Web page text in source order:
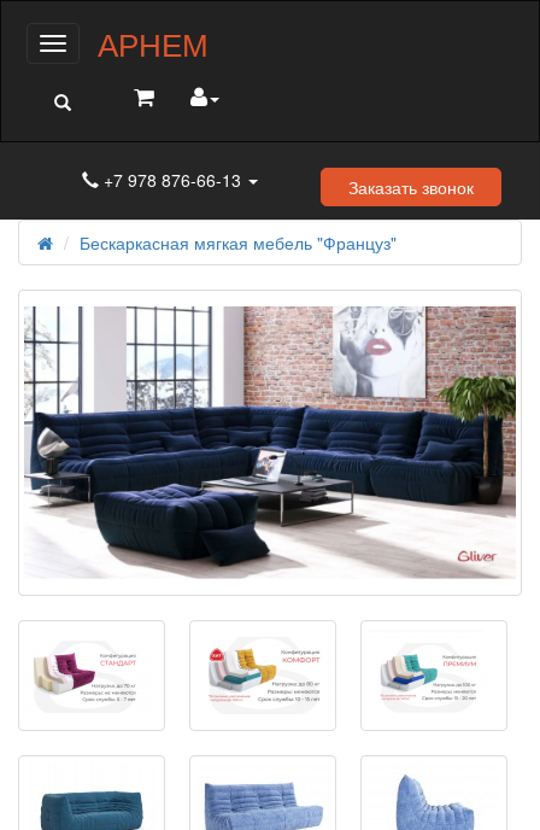
МенюАРНЕМ
+7 978 876-66-13 Заказать звонок
Бескаркасная мягкая мебель "Француз"